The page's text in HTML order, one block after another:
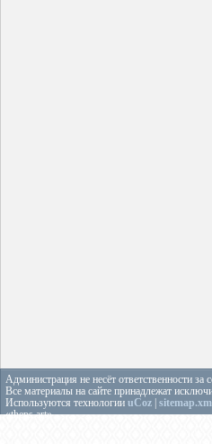
Администрация не несёт ответственности
Все материалы на сайте принадлежат
Используются технологии uCoz sitemap.xml
«theps.art»